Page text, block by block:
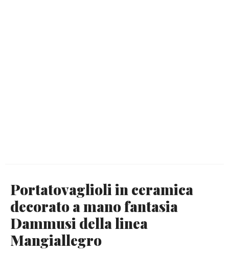
Portatovaglioli in ceramica
decorato a mano fantasia
Dammusi della linea
Mangiallegro